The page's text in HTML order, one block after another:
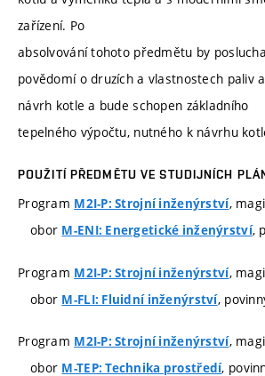
zařízení. Po
absolvování tohoto předmětu by
povědomí o druzích a vlastnostech paliv
návrh kotle a bude schopen základního
tepelného výpočtu, nutného k návrhu
POUŽITÍ PŘEDMĚTU VE STUDIJNÍCH
Program M2I-P: Strojní inženýrství,
obor M-ENI: Energetické inženýrství,
Program M2I-P: Strojní inženýrství,
obor M-FLI: Fluidní inženýrství,
Program M2I-P: Strojní inženýrství,
obor M-TEP: Technika prostředí,